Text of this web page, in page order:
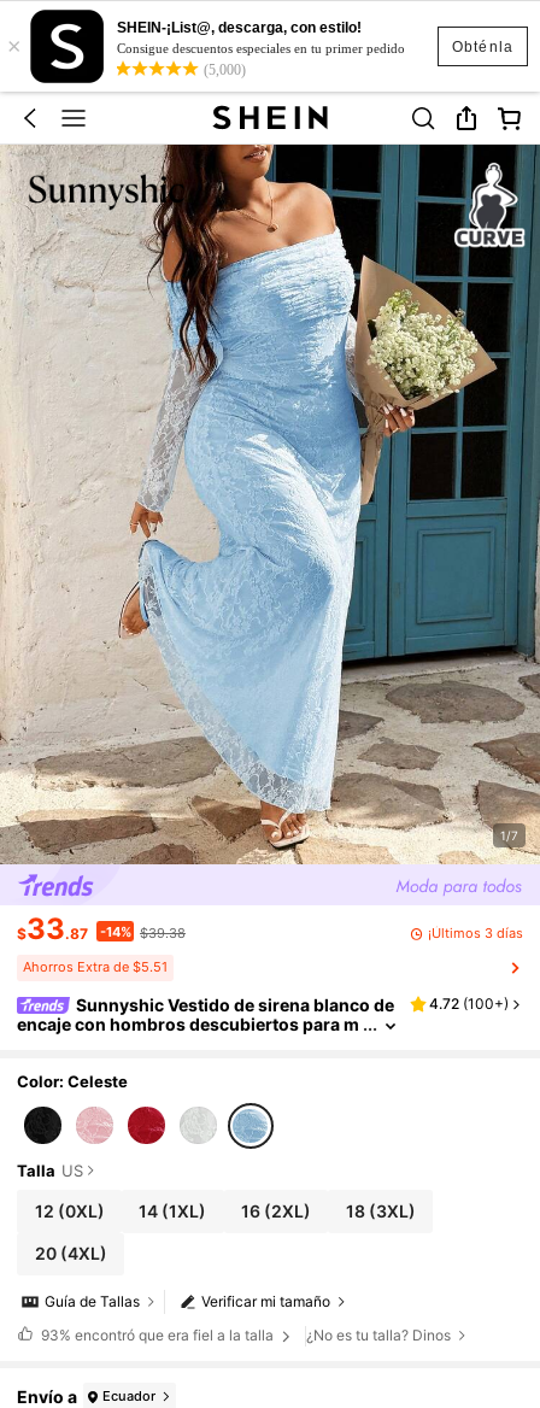
Obténla
×
SHEIN-¡List@, descarga, con estilo!
Consigue descuentos especiales en tu primer pedido
(5,000)
1/7
$33.87 -14% $39.38 ¡Últimos 3 días
Ahorros Extra de $5.51
Sunnyshic Vestido de sirena blanco de
encaje con hombros descubiertos para m
4.72 (100+)
Color: Celeste
Talla US
12 (0XL) 14 (1XL) 16(2XL) 18(3XL)
20(4XL)
Verificar mi tamaño
Guía de Tallas
93% encontró que era fiel a la talla ¿No es tu talla? Dinos
Envío a Ecuador